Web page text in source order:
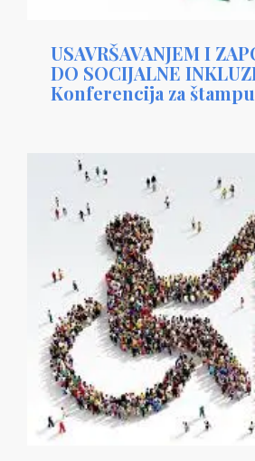
USAVRŠAVANJEM I
DO SOCIJALNE
Konferencija za štampu